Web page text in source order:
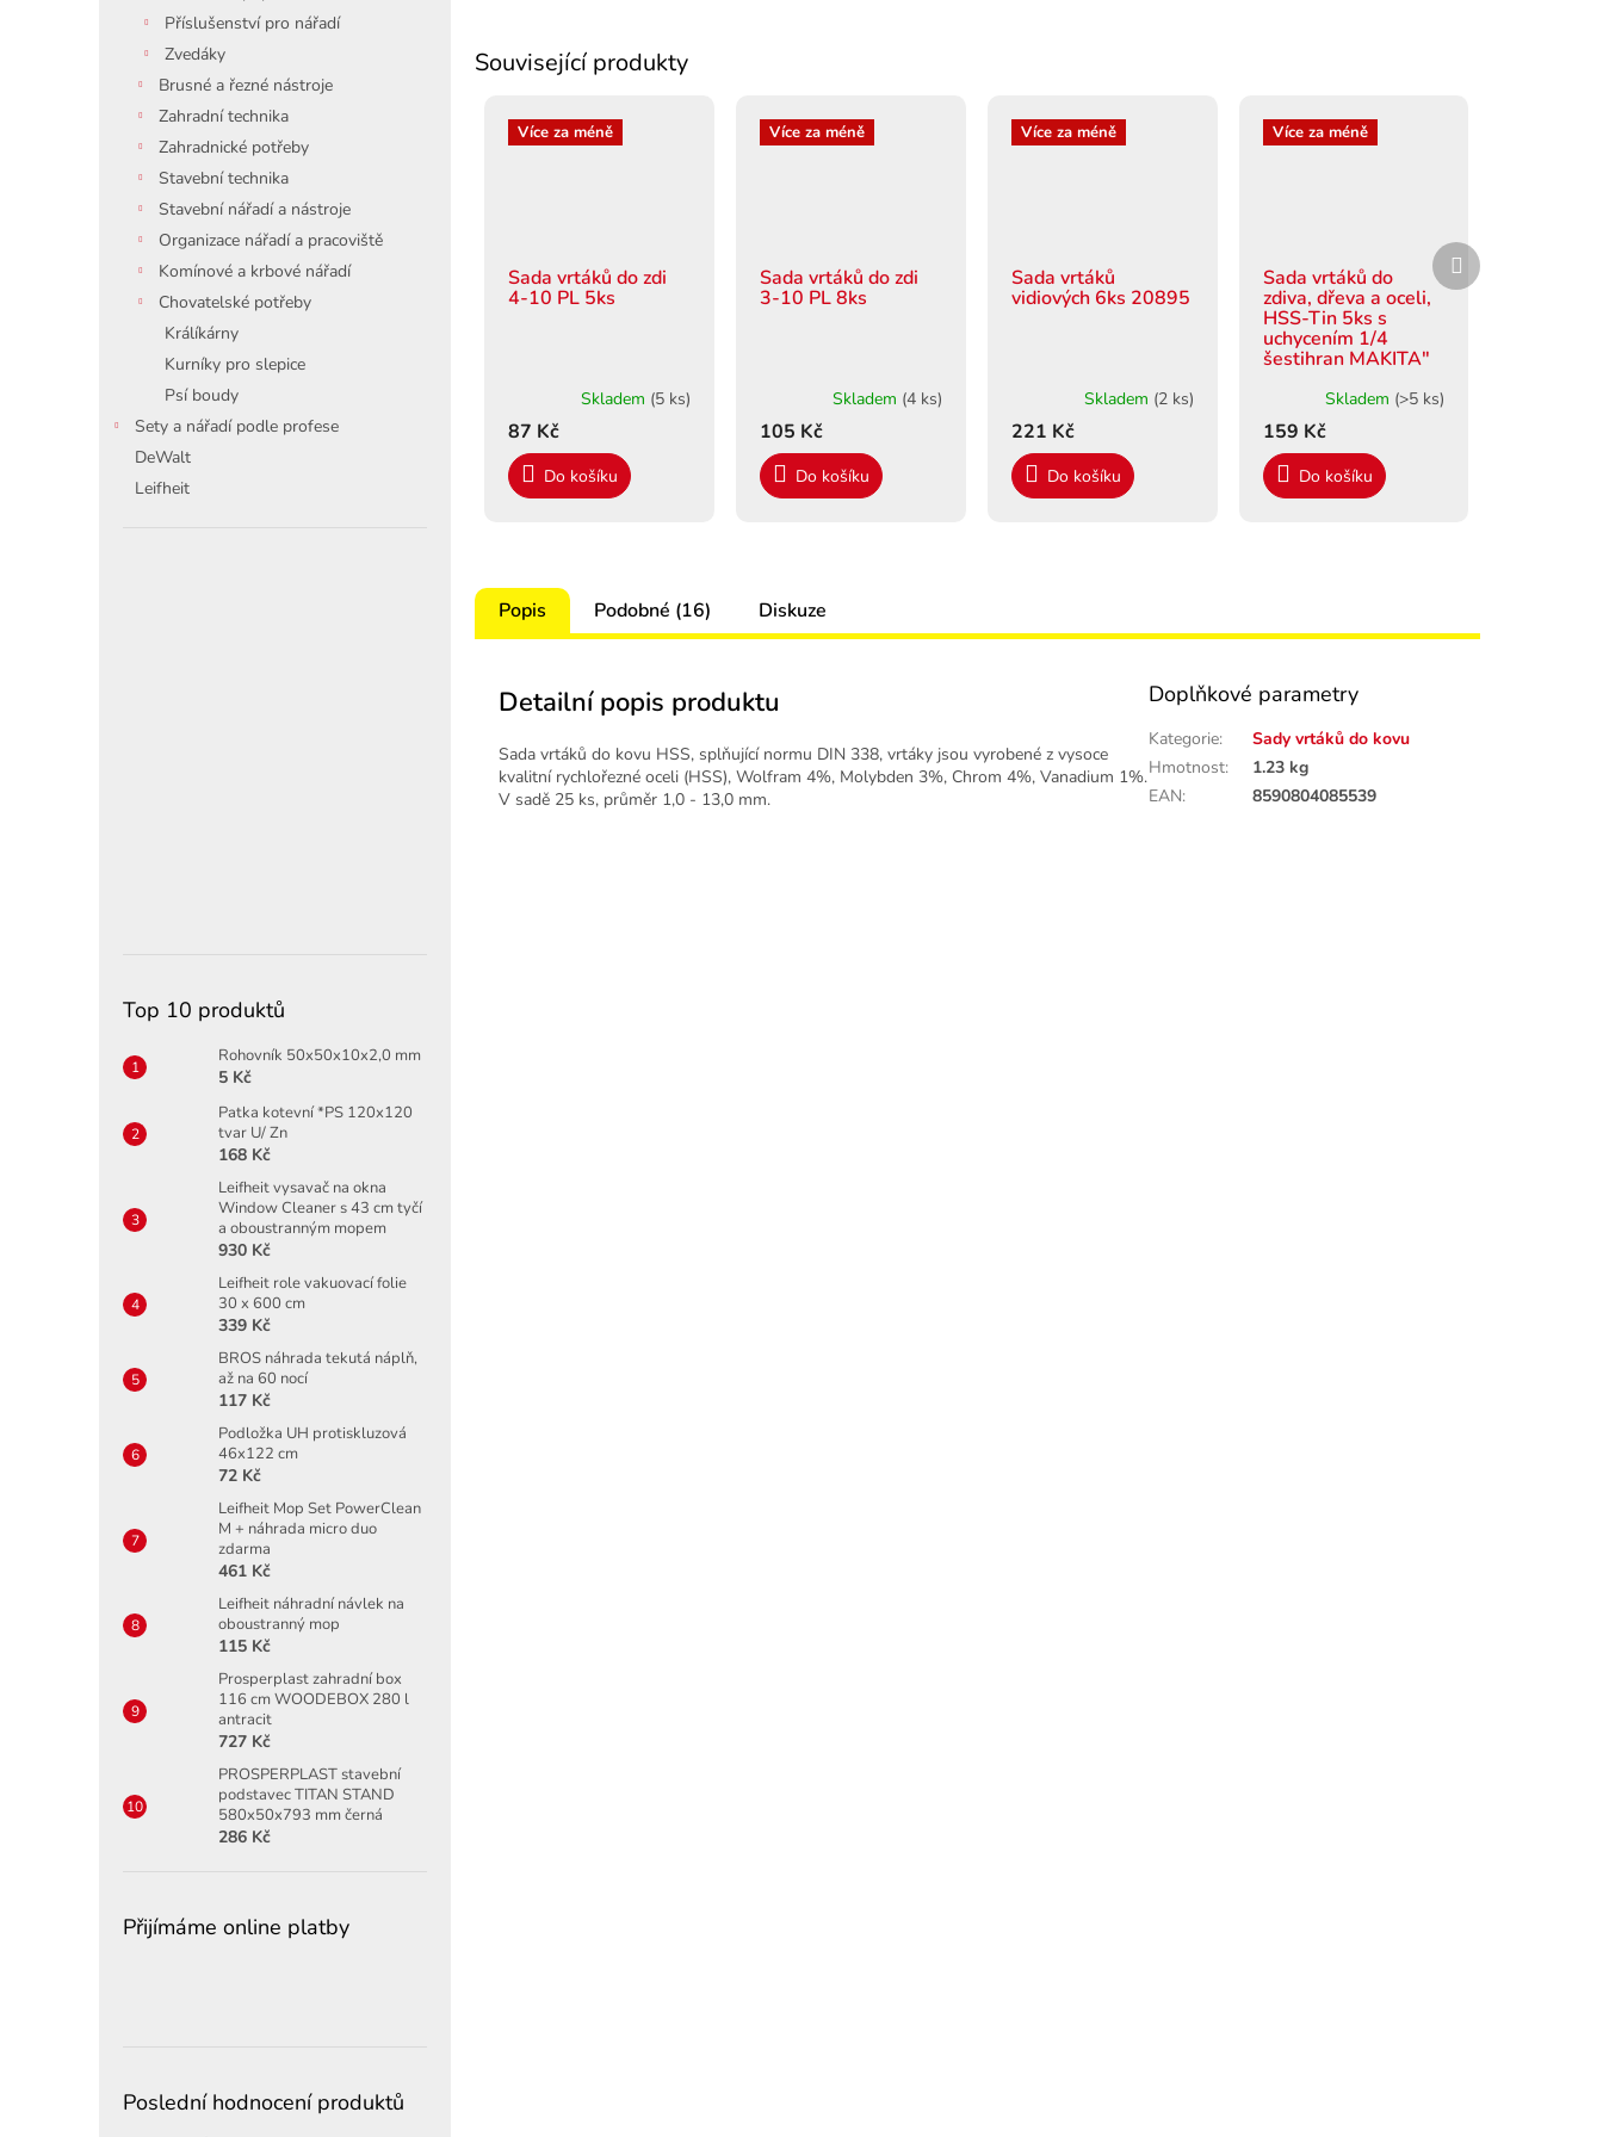
Příslušenství pro nářadí
Zvedáky
Brusné a řezné nástroje
Zahradní technika
Zahradnické potřeby
Stavební technika
Stavební nářadí a nástroje
Organizace nářadí a pracoviště
Komínové a krbové nářadí
Chovatelské potřeby
Králíkárny
Kurníky pro slepice
Psí boudy
Sety a nářadí podle profese
DeWalt
Leifheit
Top 10 produktů
Rohovník 50x50x10x2,0 mm
5 Kč
Patka kotevní *PS 120x120
tvar U/ Zn
168 Kč
Leifheit vysavač na okna
Window Cleaner s 43 cm tyčí
a oboustranným mopem
930 Kč
Leifheit role vakuovací folie
30 x 600 cm
339 Kč
BROS náhrada tekutá náplň,
až na 60 nocí
117 Kč
Podložka UH protiskluzová
46x122 cm
72 Kč
Leifheit Mop Set PowerClean
M + náhrada micro duo
zdarma
461 Kč
Leifheit náhradní návlek na
oboustranný mop
115 Kč
Prosperplast zahradní box
116 cm WOODEBOX 280 l
antracit
727 Kč
PROSPERPLAST stavební
podstavec TITAN STAND
580x50x793 mm černá
286 Kč
Přijímáme online platby
Poslední hodnocení produktů
Související produkty
Více za méně
Sada vrtáků do zdi
4-10 PL 5ks
Skladem (5 ks)
87 Kč
Do košíku
Více za méně
Sada vrtáků do zdi
3-10 PL 8ks
Skladem (4 ks)
105 Kč
Do košíku
Více za méně
Sada vrtáků
vidiových 6ks 20895
Skladem (2 ks)
221 Kč
Do košíku
Více za méně
Sada vrtáků do
zdiva, dřeva a oceli,
HSS-Tin 5ks s
uchycením 1/4
šestihran MAKITA"
Skladem (>5 ks)
159 Kč
Do košíku
Další
produkt
Popis Podobné (16) Diskuze
Detailní popis produktu
Sada vrtáků do kovu HSS, splňující normu DIN 338, vrtáky jsou vyrobené z vysoce
kvalitní rychlořezné oceli (HSS), Wolfram 4%, Molybden 3%, Chrom 4%, Vanadium 1%.
V sadě 25 ks, průměr 1,0 - 13,0 mm.
Doplňkové parametry
Kategorie:
Sady vrtáků do kovu
Hmotnost:
1.23 kg
EAN: 8590804085539